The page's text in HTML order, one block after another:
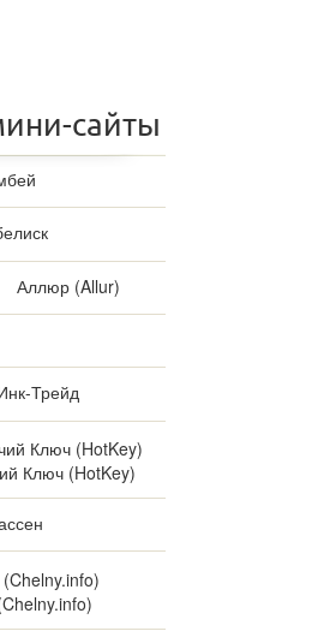
сайты
Аллюр (Allur)
Трейд
Ключ (HotKey)